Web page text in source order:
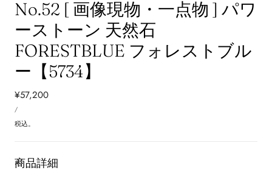
No.52 [ 画像現物・一点物 ] パワ
ーストーン 天然石
FORESTBLUE フォレストブル
ー【5734】
通
常
価
¥57,200
単
価/あ
り
税込。
商品詳細